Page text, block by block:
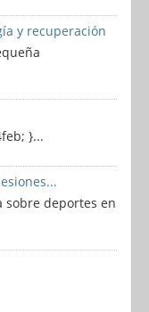
y recuperación
}...
sobre deportes en